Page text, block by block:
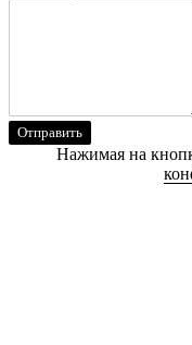
Отправить
Нажимая на